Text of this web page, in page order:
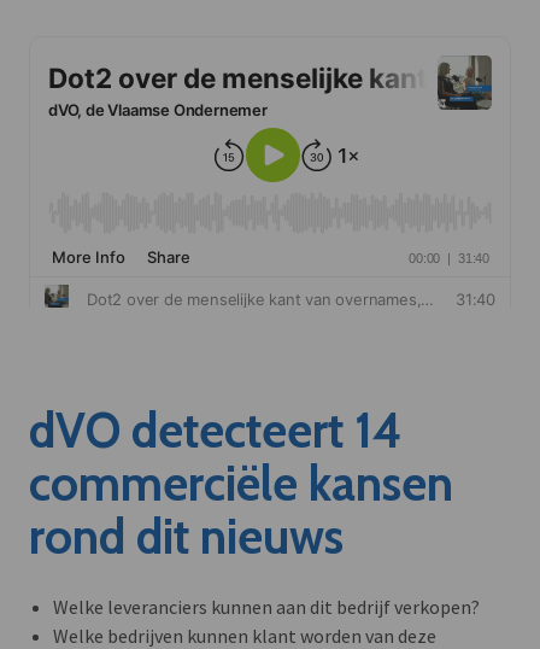
dVO detecteert 14
commerciële kansen
rond dit nieuws
Welke leveranciers kunnen aan dit bedrijf verkopen?
Welke bedrijven kunnen klant worden van deze